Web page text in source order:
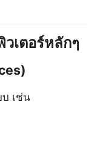
เตอร์หลักๆ
เช่น